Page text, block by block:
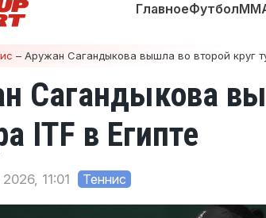
ГлавноеФутбол
– Аружан Сагандыкова вышла во второй круг
Сагандыкова
ITF в Египте
11:01 Теннис